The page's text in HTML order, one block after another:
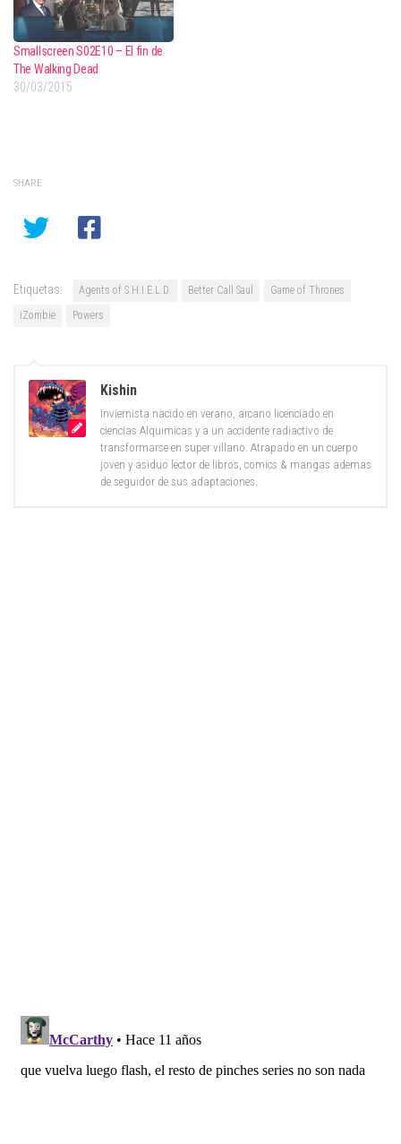
Smallscreen S02E10 – El fin de
The Walking Dead
30/03/2015
SHARE
Etiquetas: Agents of S.H.I.E.L.D. Better Call Saul
Game of Thrones
iZombie
Powers
Kishin
Inviernista nacido en verano, arcano licenciado en
ciencias Alquimicas y a un accidente radiactivo de
transformarse en super villano. Atrapado en un cuerpo
joven y asiduo lector de libros, comics & mangas ademas
de seguidor de sus adaptaciones.